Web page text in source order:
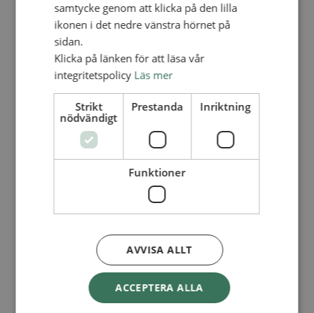
Lediga tjänster
FÖR FÖRSAMLINGAR
FÖRDJUPNING OCH UTVECKLING
Missionella initiativ
Smågrupper
Skapelse och miljö
Gudstjänst
Vänförsamling
Integrationsarbete
För barns bästa – överallt
Missionsinspiratörens verktygslåda
Redovisning och lönehantering
Kyrkoavgiften
LOGGA IN
samtycke genom att klicka på den lilla
ikonen i det nedre vänstra hörnet på
sidan.
Klicka på länken för att läsa vår
integritetspolicy Läs mer
Strikt
nödvändigt
Prestanda Inriktning
Funktioner
ACCEPTERA ALLA
AVVISA ALLT